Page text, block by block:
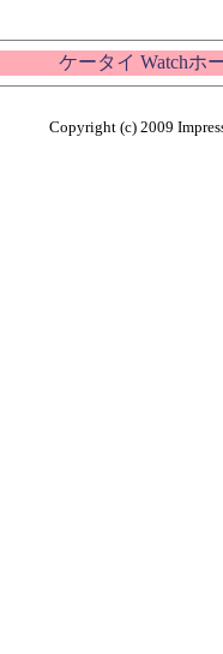
ケータイ Watchホ
Copyright (c) 2009